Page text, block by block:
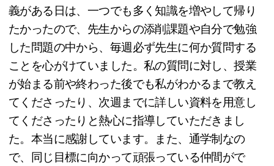
義がある日は、一つでも多く知識を増やして帰り
たかったので、先生からの添削課題や自分で勉強
した問題の中から、毎週必ず先生に何か質問する
ことを心がけていました。私の質問に対し、授業
が始まる前や終わった後でも私がわかるまで教え
てくださったり、次週までに詳しい資料を用意し
てくださったりと熱心に指導していただきまし
た。本当に感謝しています。また、通学制なの
で、同じ目標に向かって頑張っている仲間がで